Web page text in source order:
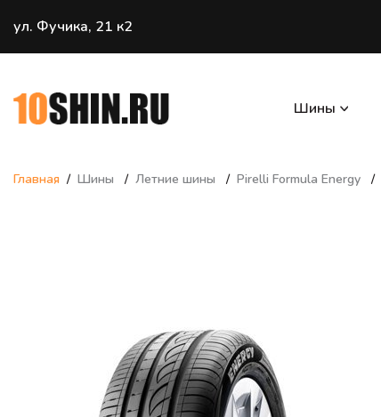
ул. Фучика, 21 к2
Шины
Главная Шины Летние шины Pirelli Formula Energy